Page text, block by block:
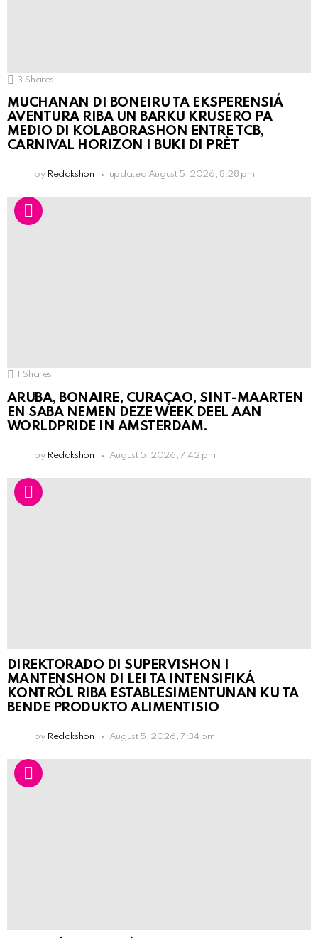
3 Shares
MUCHANAN DI BONEIRU TA EKSPERENSIÁ
AVENTURA RIBA UN BARKU KRUSERO PA
MEDIO DI KOLABORASHON ENTRE TCB,
CARNIVAL HORIZON I BUKI DI PRÈT
by Redakshon updated August 5, 2026, 8:28 pm
Shares
ARUBA, BONAIRE, CURAÇAO, SINT-MAARTEN
EN SABA NEMEN DEZE WEEK DEEL AAN
WORLDPRIDE IN AMSTERDAM.
by Redakshon August 5, 2026, 7:42 pm
DIREKTORADO DI SUPERVISHON I
MANTENSHON DI LEI TA INTENSIFIKÁ
KONTRÒL RIBA ESTABLESIMENTUNAN KU TA
BENDE PRODUKTO ALIMENTISIO
by Redakshon August 5, 2026, 7:34 pm